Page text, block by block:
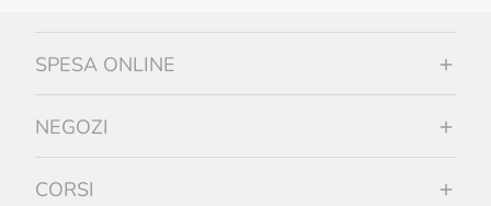
SPESA ONLINE
NEGOZI
CORSI